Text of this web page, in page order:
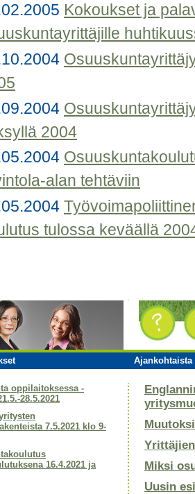
Kokoukset ja
2004
alan tehtäviin
tulossa keväällä
Ajankohtaista
oppilaitoksessa -
28.5.2021
7.5.2021 klo 9-
16.4.2021 ja
Miksi
Uusin